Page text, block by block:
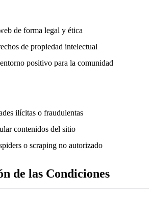
de forma legal y ética
de propiedad intelectual
positivo para la comunidad
ilícitas o fraudulentas
contenidos del sitio
o scraping no autorizado
de las Condiciones